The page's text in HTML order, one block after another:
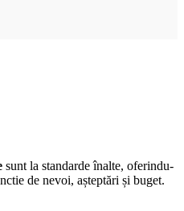
sunt la standarde înalte, oferindu-
de nevoi, așteptări și buget.